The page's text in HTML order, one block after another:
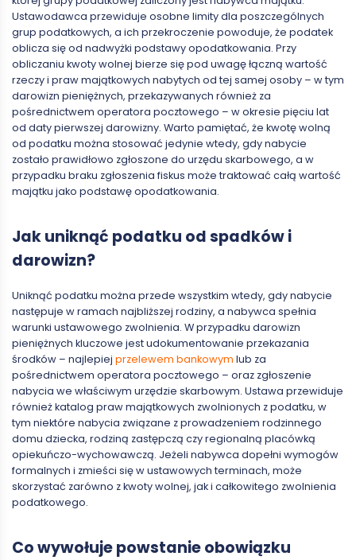
Ustawodawca przewiduje osobne limity dla poszczególnych
grup podatkowych, a ich przekroczenie powoduje, że podatek
oblicza się od nadwyżki podstawy opodatkowania. Przy
obliczaniu kwoty wolnej bierze się pod uwagę łączną wartość
rzeczy i praw majątkowych nabytych od tej samej osoby – w tym
darowizn pieniężnych, przekazywanych również za
pośrednictwem operatora pocztowego – w okresie pięciu lat
od daty pierwszej darowizny. Warto pamiętać, że kwotę wolną
od podatku można stosować jedynie wtedy, gdy nabycie
zostało prawidłowo zgłoszone do urzędu skarbowego, a w
przypadku braku zgłoszenia fiskus może traktować całą wartość
majątku jako podstawę opodatkowania.
Jak uniknąć podatku od spadków i
darowizn?
Uniknąć podatku można przede wszystkim wtedy, gdy nabycie
następuje w ramach najbliższej rodziny, a nabywca spełnia
warunki ustawowego zwolnienia. W przypadku darowizn
pieniężnych kluczowe jest udokumentowanie przekazania
środków – najlepiej przelewem bankowym lub za
pośrednictwem operatora pocztowego – oraz zgłoszenie
nabycia we właściwym urzędzie skarbowym. Ustawa przewiduje
również katalog praw majątkowych zwolnionych z podatku, w
tym niektóre nabycia związane z prowadzeniem rodzinnego
domu dziecka, rodziną zastępczą czy regionalną placówką
opiekuńczo-wychowawczą. Jeżeli nabywca dopełni wymogów
formalnych i zmieści się w ustawowych terminach, może
skorzystać zarówno z kwoty wolnej, jak i całkowitego zwolnienia
podatkowego.
Co wywołuje powstanie obowiązku